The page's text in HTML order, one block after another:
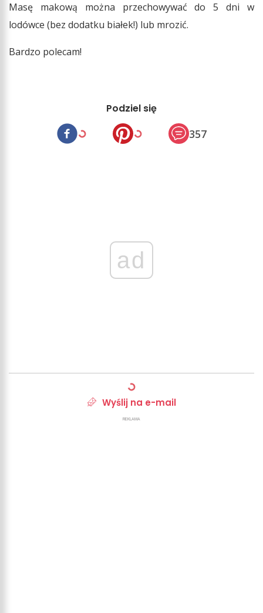
Masę makową można przechowywać do 5 dni w
lodówce (bez dodatku białek!) lub mrozić.
Bardzo polecam!
Podziel się
357
ad
Wyślij na e-mail
REKLAMA